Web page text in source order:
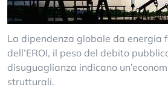
La dipendenza globale da energia
dell’EROI, il peso del debito
disuguaglianza indicano
strutturali.